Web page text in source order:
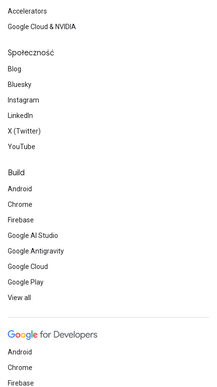
Accelerators
Google Cloud & NVIDIA
Społeczność
Blog
Bluesky
Instagram
LinkedIn
X (Twitter)
YouTube
Build
Android
Chrome
Firebase
Google AI Studio
Google Antigravity
Google Cloud
Google Play
View all
Android
Chrome
Firebase